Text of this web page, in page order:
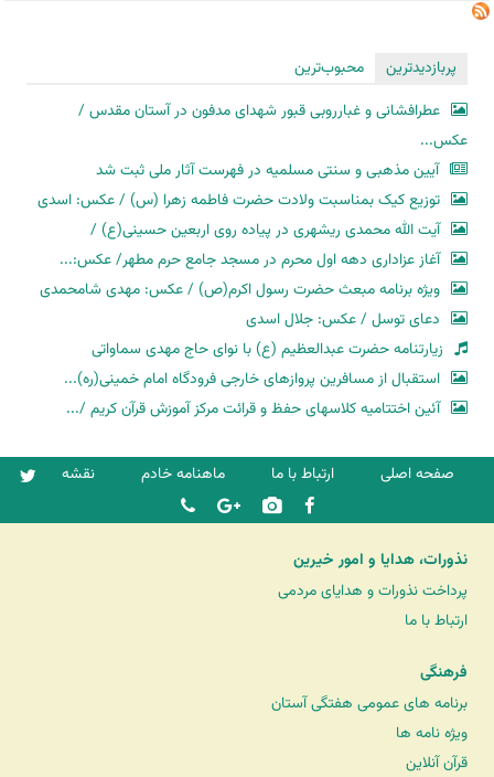
پربازدیدترین
محبوب‌ترین
عطرافشانی و غبارروبی قبور شهدای مدفون در آستان مقدس /
عکس...
آیین مذهبی و سنتی مسلمیه در فهرست آثار ملی ثبت شد
توزیع کیک بمناسبت ولادت حضرت فاطمه زهرا (س) / عکس: اسدی
آیت الله محمدی ریشهری در پیاده روی اربعین حسینی(ع) /
آغاز عزاداری دهه اول محرم در مسجد جامع حرم مطهر/ عکس:...
ویژه برنامه مبعث حضرت رسول اکرم(ص) / عکس: مهدی شامحمدی
دعای توسل / عکس: جلال اسدی
زیارتنامه حضرت عبدالعظیم (ع) با نوای حاج مهدی سماواتی
استقبال از مسافرین پروازهای خارجی فرودگاه امام خمینی(ره)...
آئین اختتامیه کلاسهای حفظ و قرائت مرکز آموزش قرآن کریم /...
صفحه اصلی ارتباط با ما ماهنامه خادم نقشه
نذورات، هدایا و امور خیرین
پرداخت نذورات و هدایای مردمی
ارتباط با ما
فرهنگی
برنامه های عمومی هفتگی آستان
ویژه نامه ها
قرآن آنلاین